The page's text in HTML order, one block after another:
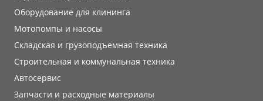
Оборудование для клининга
Мотопомпы и насосы
Складская и грузоподъемная техника
Строительная и коммунальная техника
Автосервис
Запчасти и расходные материалы